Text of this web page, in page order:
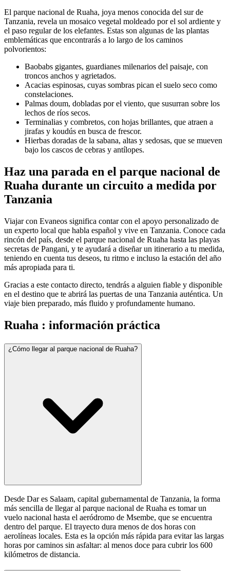
El parque nacional de Ruaha, joya menos conocida del sur de
Tanzania, revela un mosaico vegetal moldeado por el sol ardiente y
el paso regular de los elefantes. Estas son algunas de las plantas
emblemáticas que encontrarás a lo largo de los caminos
polvorientos:
Baobabs gigantes, guardianes milenarios del paisaje, con
troncos anchos y agrietados.
Acacias espinosas, cuyas sombras pican el suelo seco como
constelaciones.
Palmas doum, dobladas por el viento, que susurran sobre los
lechos de ríos secos.
Terminalias y combretos, con hojas brillantes, que atraen a
jirafas y koudús en busca de frescor.
Hierbas doradas de la sabana, altas y sedosas, que se mueven
bajo los cascos de cebras y antílopes.
Haz una parada en el parque nacional de
Ruaha durante un circuito a medida por
Tanzania
Viajar con Evaneos significa contar con el apoyo personalizado de
un experto local que habla español y vive en Tanzania. Conoce cada
rincón del país, desde el parque nacional de Ruaha hasta las playas
secretas de Pangani, y te ayudará a diseñar un itinerario a tu medida,
teniendo en cuenta tus deseos, tu ritmo e incluso la estación del año
más apropiada para ti.
Gracias a este contacto directo, tendrás a alguien fiable y disponible
en el destino que te abrirá las puertas de una Tanzania auténtica. Un
viaje bien preparado, más fluido y profundamente humano.
Ruaha : información práctica
¿Cómo llegar al parque nacional de Ruaha?
Desde Dar es Salaam, capital gubernamental de Tanzania, la forma
más sencilla de llegar al parque nacional de Ruaha es tomar un
vuelo nacional hasta el aeródromo de Msembe, que se encuentra
dentro del parque. El trayecto dura menos de dos horas con
aerolíneas locales. Esta es la opción más rápida para evitar las largas
horas por caminos sin asfaltar: al menos doce para cubrir los 600
kilómetros de distancia.